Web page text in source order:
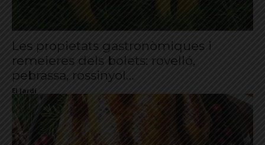
Les propietats gastronòmiques i
remeieres dels bolets: rovelló,
pebrassa, rossinyol…
El Jardí